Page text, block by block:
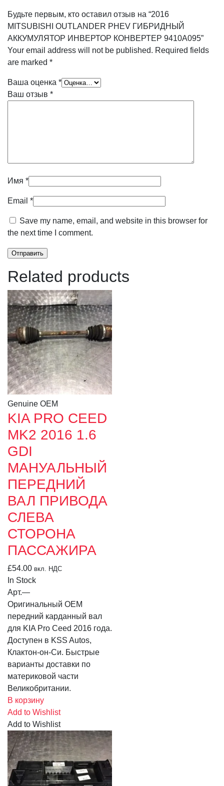
Будьте первым, кто оставил отзыв на “2016
MITSUBISHI OUTLANDER PHEV ГИБРИДНЫЙ
АККУМУЛЯТОР ИНВЕРТОР КОНВЕРТЕР 9410A095”
Your email address will not be published. Required fields
are marked *
Ваша оценка *
Ваш отзыв *
Имя *
Email *
Save my name, email, and website in this browser for
the next time I comment.
Related products
Genuine OEM
KIA PRO CEED
MK2 2016 1.6
GDI
МАНУАЛЬНЫЙ
ПЕРЕДНИЙ
ВАЛ ПРИВОДА
СЛЕВА
СТОРОНА
ПАССАЖИРА
£54.00 вкл. НДС
In Stock
Арт.—
Оригинальный OEM
передний карданный вал
для KIA Pro Ceed 2016 года.
Доступен в KSS Autos,
Клактон-он-Си. Быстрые
варианты доставки по
материковой части
Великобритании.
В корзину
Add to Wishlist
Add to Wishlist